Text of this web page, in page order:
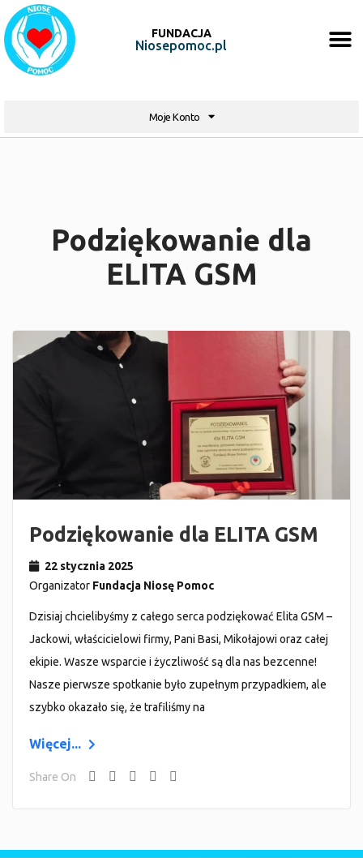
FUNDACJA
Niosepomoc.pl
Moje Konto
Podziękowanie dla
ELITA GSM
Podziękowanie dla ELITA GSM
22 stycznia 2025
Organizator Fundacja Niosę Pomoc
Dzisiaj chcielibyśmy z całego serca podziękować Elita GSM –
Jackowi, właścicielowi firmy, Pani Basi, Mikołajowi oraz całej
ekipie. Wasze wsparcie i życzliwość są dla nas bezcenne!
Nasze pierwsze spotkanie było zupełnym przypadkiem, ale
szybko okazało się, że trafiliśmy na
Więcej...
Share On